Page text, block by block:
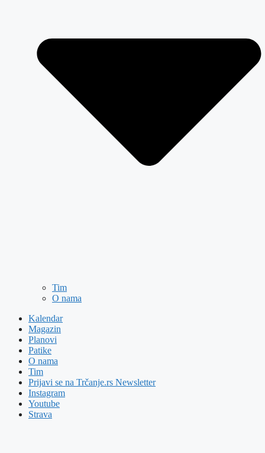
Tim
O nama
Kalendar
Magazin
Planovi
Patike
O nama
Tim
Prijavi se na Trčanje.rs Newsletter
Instagram
Youtube
Strava